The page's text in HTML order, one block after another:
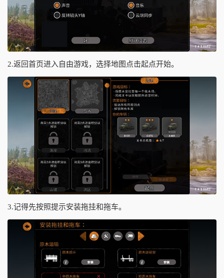
2.返回首页进入自由游戏，选择地图点击起点开始。
3.记得先按照提示安装拖挂和拖车。